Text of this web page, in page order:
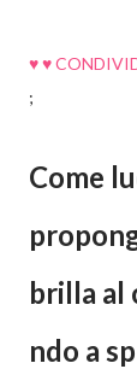
♥ ♥
;
Come
brilla al
ndo a